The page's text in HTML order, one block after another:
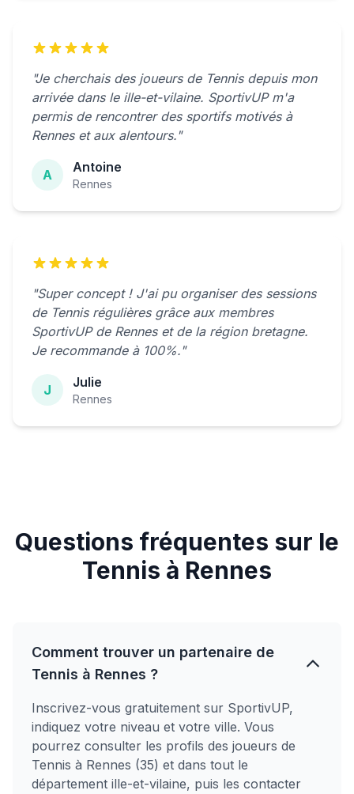
"Je cherchais des joueurs de Tennis depuis mon
arrivée dans le ille-et-vilaine. SportivUP m'a
permis de rencontrer des sportifs motivés à
Rennes et aux alentours."
A Antoine
Rennes
"Super concept ! J'ai pu organiser des sessions
de Tennis régulières grâce aux membres
SportivUP de Rennes et de la région bretagne.
Je recommande à 100%."
J Julie
Rennes
Questions fréquentes sur le
Tennis à Rennes
Comment trouver un partenaire de
Tennis à Rennes ?
Inscrivez-vous gratuitement sur SportivUP,
indiquez votre niveau et votre ville. Vous
pourrez consulter les profils des joueurs de
Tennis à Rennes (35) et dans tout le
département ille-et-vilaine, puis les contacter